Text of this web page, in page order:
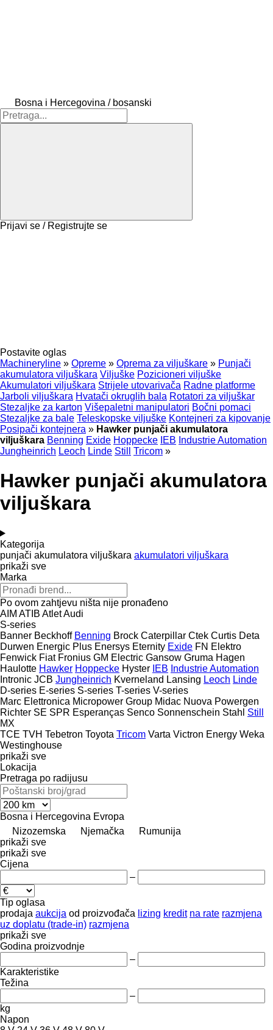
Bosna i Hercegovina / bosanski
Prijavi se / Registrujte se
Postavite oglas
Machineryline » Opreme » Oprema za viljuškare » Punjači
akumulatora viljuškara Viljuške Pozicioneri viljuške
Akumulatori viljuškara Strijele utovarivača Radne platforme
Jarboli viljuškara Hvatači okruglih bala Rotatori za viljuškar
Stezaljke za karton Višepaletni manipulatori Bočni pomaci
Stezaljke za bale Teleskopske viljuške Kontejneri za kipovanje
Posipači kontejnera » Hawker punjači akumulatora
viljuškara Benning Exide Hoppecke IEB Industrie Automation
Jungheinrich Leoch Linde Still Tricom »
Hawker punjači akumulatora
viljuškara
Kategorija
punjači akumulatora viljuškara akumulatori viljuškara
prikaži sve
Marka
Po ovom zahtjevu ništa nije pronađeno
AIM ATIB AtletAudi
S-series
Banner Beckhoff Benning Brock Caterpillar Ctek Curtis Deta
Durwen Energic Plus Enersys Eternity Exide FN Elektro
Fenwick Fiat Fronius GM Electric Gansow Gruma Hagen
Haulotte Hawker Hoppecke Hyster IEB Industrie Automation
Intronic JCB Jungheinrich Kverneland Lansing Leoch Linde
D-series E-series S-series T-series V-series
Marc Elettronica Micropower Group Midac Nuova Powergen
Richter SE SPR Esperanças Senco Sonnenschein Stahl Still
MX
TCE TVH Tebetron Toyota Tricom Varta Victron Energy Weka
Westinghouse
prikaži sve
Lokacija
Pretraga po radijusu
Bosna i Hercegovina Evropa
Nizozemska
Njemačka
Rumunija
prikaži sve
prikaži sve
Cijena
–
Tip oglasa
prodaja aukcija od proizvođača lizing kredit na rate razmjena
uz doplatu (trade-in) razmjena
prikaži sve
Godina proizvodnje
–
Karakteristike
Težina
–
kg
Napon